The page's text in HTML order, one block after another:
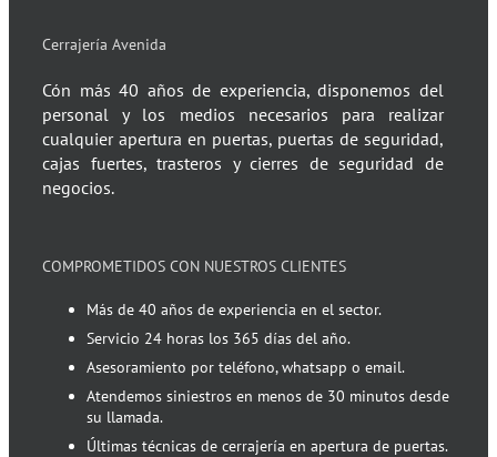
Cerrajería Avenida
Cón más 40 años de experiencia, disponemos del
personal y los medios necesarios para realizar
cualquier apertura en puertas, puertas de seguridad,
cajas fuertes, trasteros y cierres de seguridad de
negocios.
COMPROMETIDOS CON NUESTROS CLIENTES
Más de 40 años de experiencia en el sector.
Servicio 24 horas los 365 días del año.
Asesoramiento por teléfono, whatsapp o email.
Atendemos siniestros en menos de 30 minutos desde
su llamada.
Últimas técnicas de cerrajería en apertura de puertas.